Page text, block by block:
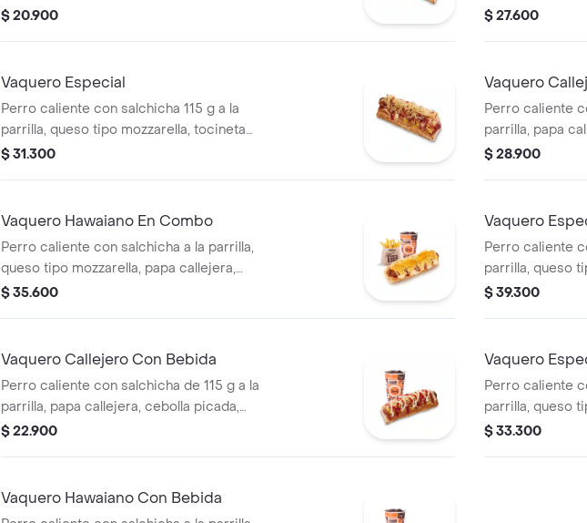
salsa blanca, salsa de tomate y mostaza
$ 20.900
piña, salsa
$ 27.600
Vaquero Especial
Perro caliente con salchicha 115 g a la
parrilla, queso tipo mozzarella, tocineta
picada, papa callejera, cebolla picada,
$ 31.300
Vaquero
Perro caliente
parrilla, papa
salsa blanca,
$ 28.900
Vaquero Hawaiano En Combo
Perro caliente con salchicha a la parrilla,
queso tipo mozzarella, papa callejera,
piña y salsas en pan perro + papas
$ 35.600
Vaquero
Perro caliente
parrilla, queso
picada, papa
en cascos) +
$ 39.300
Vaquero Callejero Con Bebida
Perro caliente con salchicha de 115 g a la
parrilla, papa callejera, cebolla picada,
salsa blanca, salsa de tomate y mostaza
$ 22.900
Vaquero
Perro caliente
parrilla, queso
picada, papa
$ 33.300
Vaquero Hawaiano Con Bebida